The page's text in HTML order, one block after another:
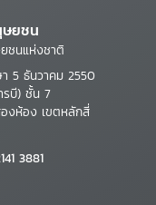
ยชน
ชนแห่งชาติ
5 ธันวาคม 2550
รบี) ชั้น 7
งห้อง เขตหลักสี่
3881